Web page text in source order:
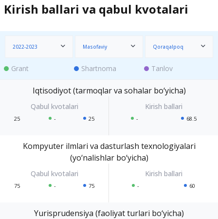
Kirish ballari va qabul kvotalari
2022-2023 Masofaviy Qoraqalpoq
Grant Shartnoma Tanlov
Iqtisodiyot (tarmoqlar va sohalar bo‘yicha)
25 - 25 - 68.5
Kompyuter ilmlari va dasturlash texnologiyalari
(yo‘nalishlar bo‘yicha)
75 - 75 - 60
Yurisprudensiya (faoliyat turlari bo‘yicha)